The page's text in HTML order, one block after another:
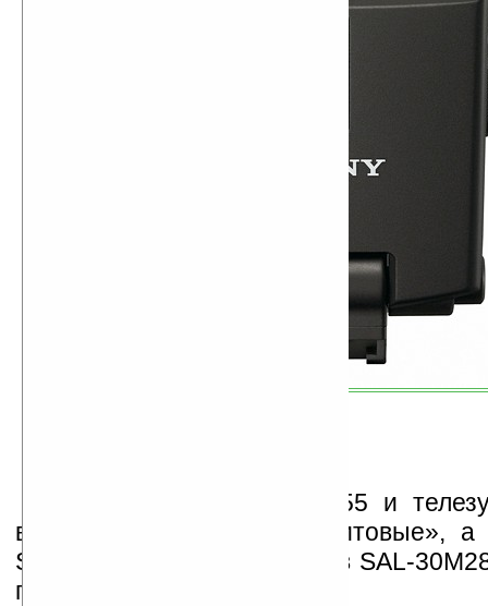
Универсальный SAL-1855 и
войдут в комплект как «китовые», а
SAL-50F18 и макрообъектив SAL-
приобрести отдельно.